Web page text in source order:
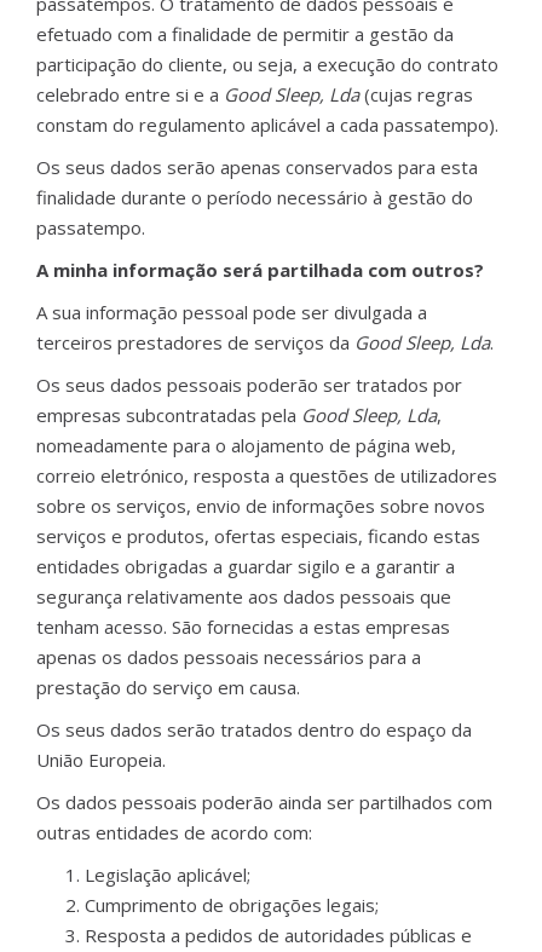
efetuado com a finalidade de permitir a gestão da
participação do cliente, ou seja, a execução do contrato
celebrado entre si e a Good Sleep, Lda(cujas regras
constam do regulamento aplicável a cada passatempo).
Os seus dados serão apenas conservados para esta
finalidade durante o período necessário à gestão do
passatempo.
A minha informação será partilhada com outros?
A sua informação pessoal pode ser divulgada a
terceiros prestadores de serviços da Good Sleep, Lda.
Os seus dados pessoais poderão ser tratados por
empresas subcontratadas pela Good Sleep, Lda,
nomeadamente para o alojamento de página web,
correio eletrónico, resposta a questões de utilizadores
sobre os serviços, envio de informações sobre novos
serviços e produtos, ofertas especiais, ficando estas
entidades obrigadas a guardar sigilo e a garantir a
segurança relativamente aos dados pessoais que
tenham acesso. São fornecidas a estas empresas
apenas os dados pessoais necessários para a
prestação do serviço em causa.
Os seus dados serão tratados dentro do espaço da
União Europeia.
Os dados pessoais poderão ainda ser partilhados com
outras entidades de acordo com:
Legislação aplicável;
Cumprimento de obrigações legais;
Resposta a pedidos de autoridades públicas e